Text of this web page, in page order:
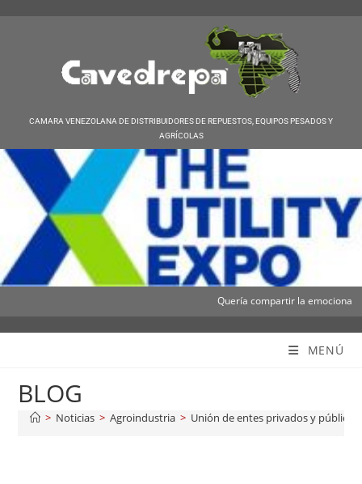
CAMARA VENEZOLANA DE DISTRIBUIDORES DE REPUESTOS, EQUIPOS PESADOS Y
AGRÍCOLAS
Quería compartir la emocionante
MENÚ
BLOG
> Noticias > Agroindustria > Unión de entes privados y